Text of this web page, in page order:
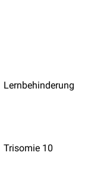
Lernbehinderung
Trisomie 10